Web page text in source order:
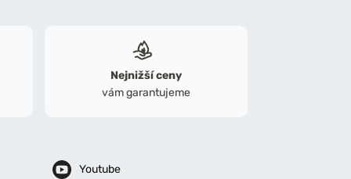
Nejnižší ceny
vám garantujeme
Youtube